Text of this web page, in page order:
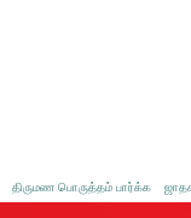
திருமண பொருத்தம் பார்க்க